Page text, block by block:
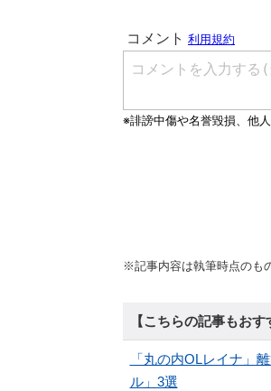
※記事内容は執筆時点のも
【こちらの記事もおす
「丸の内OLレイナ」
ル」3選